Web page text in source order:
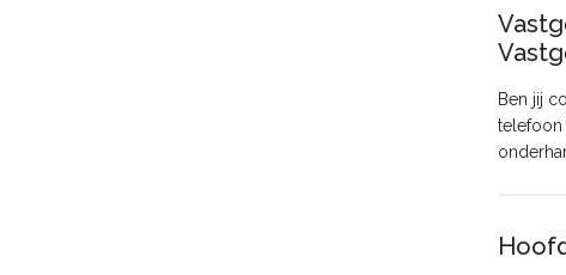
Ben jij
telefoon